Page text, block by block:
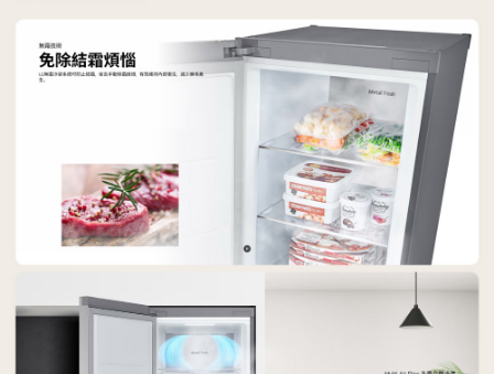
※ 請注意：結帳手續完成當下不需立刻繳費，但若您需要取消訂單，請聯絡
購買商品的店家。未經商家同意取消之訂單仍視為有效，需透過AFTEE先享
後付繳納相關費用。
※ 交易是否成功請以「AFTEE先享後付 」之結帳頁面顯示為準，若有關於
是否繳費成功／繳費後需取消欲退款等相關疑問，請聯繫「AFTEE先享後付
https://netprotections.freshdesk.com/support/home
【注意事項】
１．透過由恩沛科技股份有限公司提供之「AFTEE先享後付」服務完成之交
易，需依本服務之必要範圍內提供個人資料，並將交易相關給付款項請求債
權轉讓予恩沛科技股份有限公司。
２．關於個人資料處理事宜，請瀏覽以下網址：
https://aftee.tw/terms/#terms3
「AFTEE先享後付」，若未經同意申辦者引起之損失，本公司不負相關責
４．使用「AFTEE先享後付」時，將依據個別帳號之用戶狀況，依本公司即
時審查核予不同之上限額度；若仍有額度不足之情形，本公司將視審查結果